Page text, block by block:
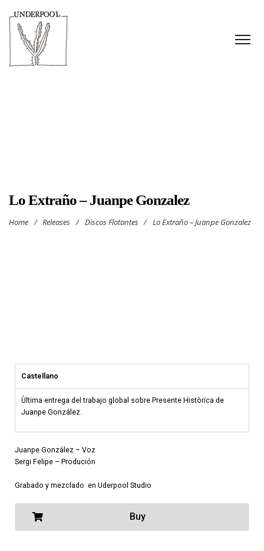
Lo Extraño – Juanpe Gonzalez
Home / Releases / Discos Flotantes / Lo Extraño – Juanpe Gonzalez
Castellano
Ùltima entrega del trabajo global sobre Presente Històrica de
Juanpe González.
Juanpe González – Voz
Sergi Felipe – Produción
Grabado y mezclado en Uderpool Studio
Buy